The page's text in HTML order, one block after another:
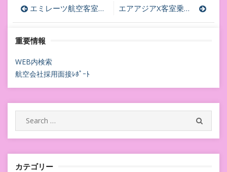
投
稿
ナ
ビ
ゲ
ー
シ
ョ
ン
エミレーツ航空客室乗務員採用面接内定への道程✈︎イニシャルスクリーニング〜最終面接注意点 エアアジアX客室乗務員採用面接内定への道程✈エントリー開始
重要情報
WEB内検索
航空会社採用面接ﾚﾎﾟｰﾄ
Search
for:
カテゴリー